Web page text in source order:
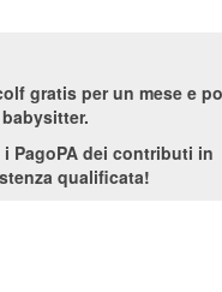
gratis per un mese e
PagoPA dei contributi in
qualificata!